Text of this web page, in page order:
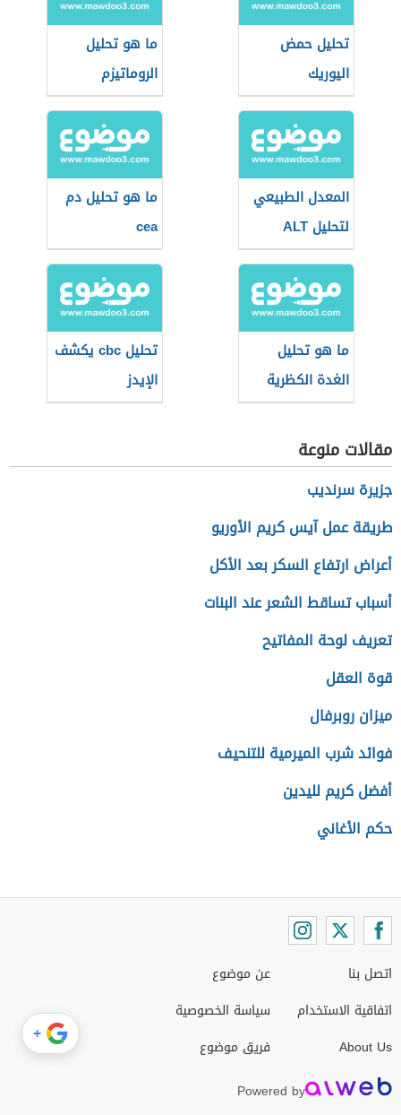
تحليل حمض
اليوريك
ما هو تحليل
الروماتيزم
المعدل الطبيعي
لتحليل ALT
ما هو تحليل دم
cea
ما هو تحليل
الغدة الكظرية
تحليل cbc يكشف
الإيدز
مقالات منوعة
جزيرة سرنديب
طريقة عمل آيس كريم الأوريو
أعراض ارتفاع السكر بعد الأكل
أسباب تساقط الشعر عند البنات
تعريف لوحة المفاتيح
قوة العقل
ميزان روبرفال
فوائد شرب الميرمية للتنحيف
أفضل كريم لليدين
حكم الأغاني
اتصل بنا
اتفاقية الاستخدام
About Us
عن موضوع
سياسة الخصوصية
فريق موضوع
Powered by
+